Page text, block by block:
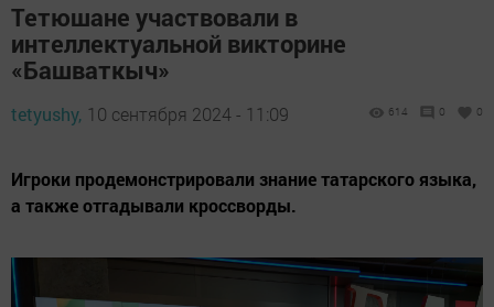
Тетюшане участвовали в
интеллектуальной викторине
«Башваткыч»
tetyushy, 10 сентября 2024 - 11:09 614 0 0
Игроки продемонстрировали знание татарского языка,
а также отгадывали кроссворды.